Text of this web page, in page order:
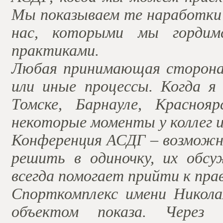
Мы показываем те наработки
нас, которыми мы
практиками.
Любая принимающая
или иные процессы. Когда я
Томске, Барнауле,
некоторые моменты у коллег
Конференция АСДГ ­–
решить в одиночку, их
всегда помогает прийти к
Спорткомплекс имени
объектом показа. Через